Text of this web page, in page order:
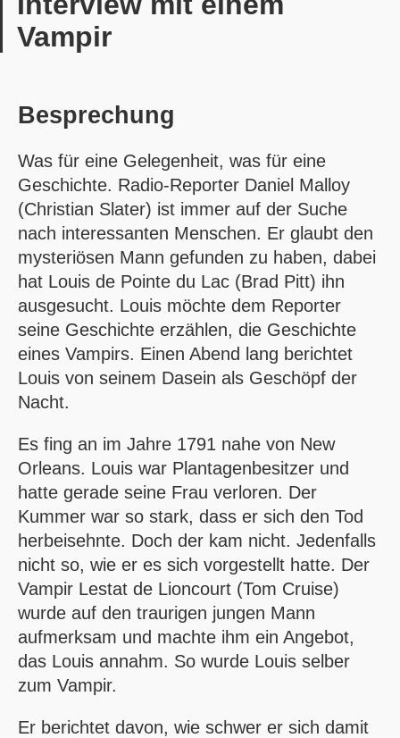
Vampir
Besprechung
Was für eine Gelegenheit, was für eine
Geschichte. Radio-Reporter Daniel Malloy
(Christian Slater) ist immer auf der Suche
nach interessanten Menschen. Er glaubt den
mysteriösen Mann gefunden zu haben, dabei
hat Louis de Pointe du Lac (Brad Pitt) ihn
ausgesucht. Louis möchte dem Reporter
seine Geschichte erzählen, die Geschichte
eines Vampirs. Einen Abend lang berichtet
Louis von seinem Dasein als Geschöpf der
Nacht.
Es fing an im Jahre 1791 nahe von New
Orleans. Louis war Plantagenbesitzer und
hatte gerade seine Frau verloren. Der
Kummer war so stark, dass er sich den Tod
herbeisehnte. Doch der kam nicht. Jedenfalls
nicht so, wie er es sich vorgestellt hatte. Der
Vampir Lestat de Lioncourt (Tom Cruise)
wurde auf den traurigen jungen Mann
aufmerksam und machte ihm ein Angebot,
das Louis annahm. So wurde Louis selber
zum Vampir.
Er berichtet davon, wie schwer er sich damit